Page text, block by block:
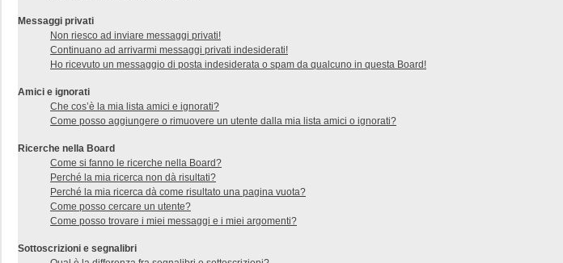
Messaggi privati
Non riesco ad inviare messaggi privati!
Continuano ad arrivarmi messaggi privati indesiderati!
Ho ricevuto un messaggio di posta indesiderata o spam da qualcuno in questa Board!
Amici e ignorati
Che cos’è la mia lista amici e ignorati?
Come posso aggiungere o rimuovere un utente dalla mia lista amici o ignorati?
Ricerche nella Board
Come si fanno le ricerche nella Board?
Perché la mia ricerca non dà risultati?
Perché la mia ricerca dà come risultato una pagina vuota?
Come posso cercare un utente?
Come posso trovare i miei messaggi e i miei argomenti?
Sottoscrizioni e segnalibri